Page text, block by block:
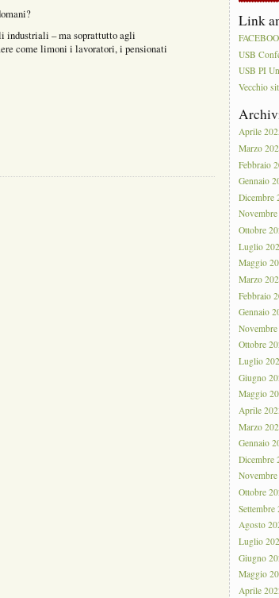
industriali – ma soprattutto agli
come limoni i lavoratori, i pensionati
Link
USB
USB PI
Vecchio
Aprile
Marzo
Febbraio
Gennaio
Dicembre
Ottobre
Luglio
Maggio
Marzo
Febbraio
Gennaio
Ottobre
Luglio
Giugno
Maggio
Aprile
Marzo
Gennaio
Dicembre
Ottobre
Settembre
Agosto
Luglio
Giugno
Maggio
Aprile